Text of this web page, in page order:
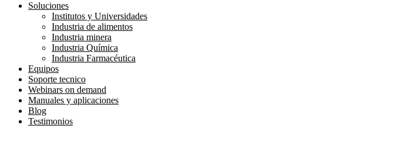
Soluciones
Institutos y Universidades
Industria de alimentos
Industria minera
Industria Química
Industria Farmacéutica
Equipos
Soporte tecnico
Webinars on demand
Manuales y aplicaciones
Blog
Testimonios